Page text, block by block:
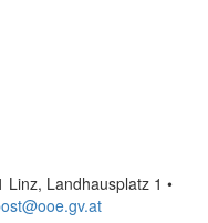
Linz, Landhausplatz 1 •